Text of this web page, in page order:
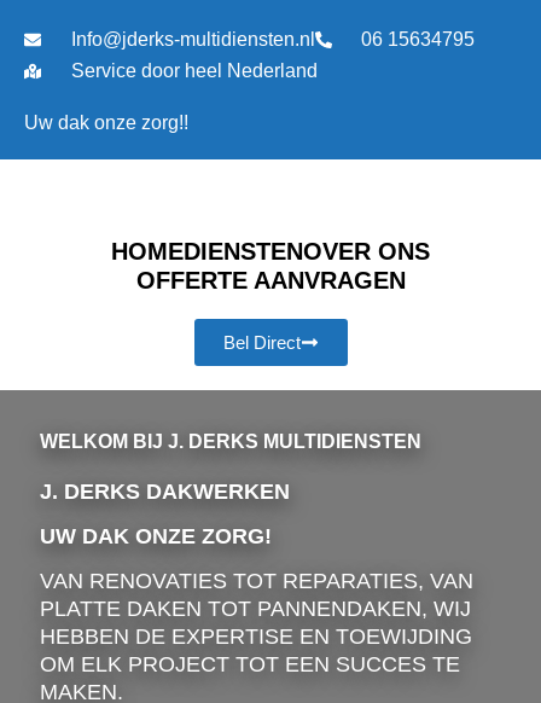
naar
Info@jderks-multidiensten.nl
06 15634795
Service door heel Nederland
Uw dak onze zorg!!
HOMEDIENSTENOVER ONS
OFFERTE AANVRAGEN
Bel Direct
WELKOM BIJ J. DERKS MULTIDIENSTEN
J. DERKS DAKWERKEN
UW DAK ONZE ZORG!
VAN RENOVATIES TOT REPARATIES, VAN
PLATTE DAKEN TOT PANNENDAKEN, WIJ
HEBBEN DE EXPERTISE EN TOEWIJDING
OM ELK PROJECT TOT EEN SUCCES TE
MAKEN.